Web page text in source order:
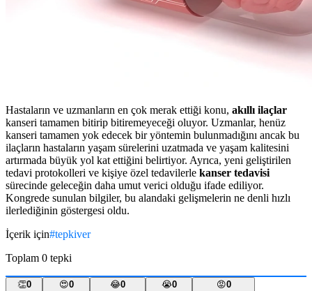
Hastaların ve uzmanların en çok merak ettiği konu, akıllı ilaçlar
kanseri tamamen bitirip bitiremeyeceği oluyor. Uzmanlar, henüz
kanseri tamamen yok edecek bir yöntemin bulunmadığını ancak bu
ilaçların hastaların yaşam sürelerini uzatmada ve yaşam kalitesini
artırmada büyük yol kat ettiğini belirtiyor. Ayrıca, yeni geliştirilen
tedavi protokolleri ve kişiye özel tedavilerle kanser tedavisi
sürecinde geleceğin daha umut verici olduğu ifade ediliyor.
Kongrede sunulan bilgiler, bu alandaki gelişmelerin ne denli hızlı
ilerlediğinin göstergesi oldu.
İçerik için#tepkiver
Toplam 0 tepki
👏0
😍0
😂0
😭0
😡0